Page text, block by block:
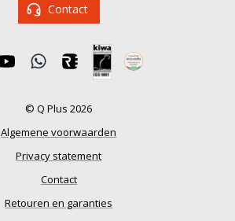
Contact
© Q Plus 2026
Algemene voorwaarden
Privacy statement
Contact
Retouren en garanties